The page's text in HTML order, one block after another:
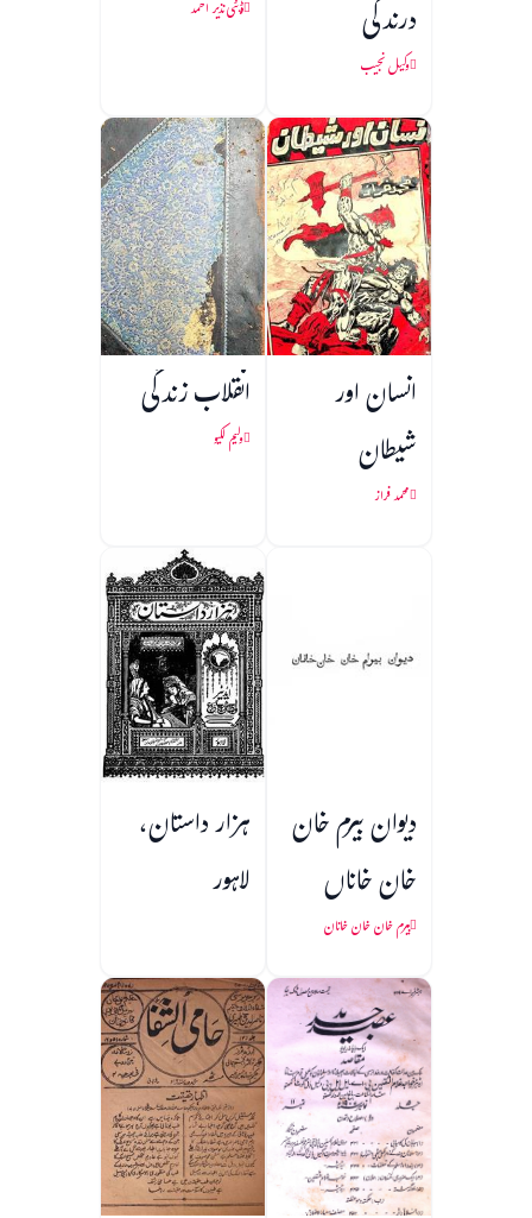
درندگی
وکیل نجیب
ڈپٹی نذیر احمد
انسان اور
شیطان
محمد فراز
انقلاب زندگی
ولیم لکیو
دیوان بیرم خان
خان خاناں
بیرم خان خان خانان
ہزار داستان،
لاہور